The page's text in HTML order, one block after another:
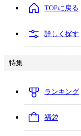
TOPに戻る
詳しく探す
特集
ランキング
福袋